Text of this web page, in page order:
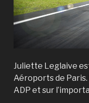
Juliette Leglaive
Aéroports de
ADP et sur